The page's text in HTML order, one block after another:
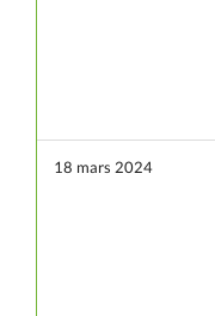
18 mars 2024